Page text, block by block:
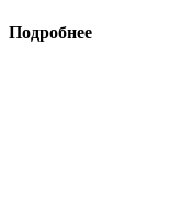
Подробнее